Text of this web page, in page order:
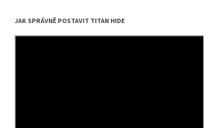
JAK SPRÁVNĚ POSTAVIT TITAN HIDE